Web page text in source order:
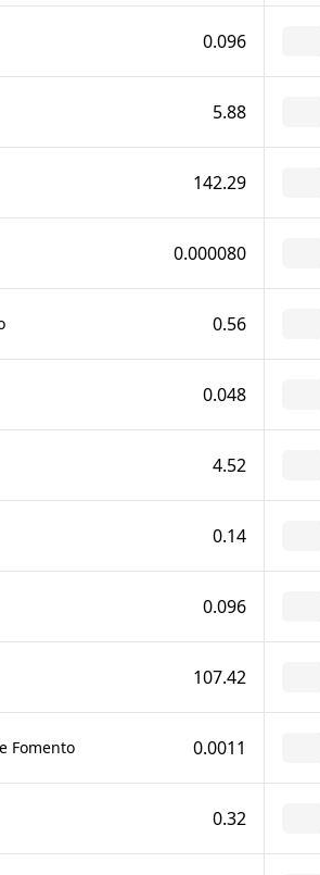
0.096
5.88
142.29
0.000080
0.56
0.048
4.52
0.14
0.096
107.42
Fomento 0.0011
0.32